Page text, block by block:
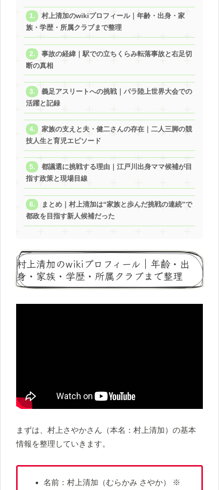
村上清加のwikiプロフィール｜年齢・出身・家
族・学歴・所属クラブまで整理
事故の経緯｜駅での立ちくらみ転落事故と右足切
断の真相
義足アスリートへの挑戦｜パラ陸上世界大会での
活躍と記録
家族の支えと夫・健二さんの存在｜二人三脚の競
技人生と育児エピソード
都議選に挑戦する理由｜江戸川出身ママ候補が目
指す政策と現場目線
まとめ｜村上清加は“家族と歩んだ挑戦の連続”で
都政を目指す新人候補だった
村上清加のwikiプロフィール｜年齢・出
身・家族・学歴・所属クラブまで整理
まずは、村上さやかさん（本名：村上清加）の基本
情報を整理していきます。
名前：村上清加（むらかみ さやか） ※